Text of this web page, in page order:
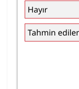
Hayır
Tahmin